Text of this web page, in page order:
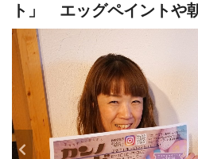
ト」 エッグペイントや